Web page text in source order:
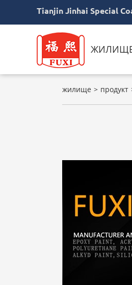
Tianjin Jinhai Special
жилище продукт